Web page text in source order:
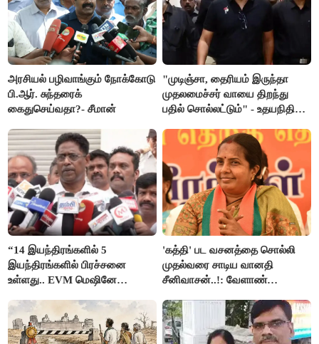
அரசியல் பழிவாங்கும் நோக்கோடு
பி.ஆர். சுந்தரைக்
கைதுசெய்வதா?- சீமான்
"முடிஞ்சா, தைரியம் இருந்தா
முதலமைச்சர் வாயை திறந்து
பதில் சொல்லட்டும்" - உதயநிதி
“14 இயந்திரங்களில் 5
இயந்திரங்களில் பிரச்சனை
உள்ளது.. EVM மெஷினே
இளங்கோ
'கத்தி' பட வசனத்தை சொல்லி
முதல்வரை சாடிய வானதி
சீனிவாசன்..!: வேளாண்
எதிர்ப்பு!